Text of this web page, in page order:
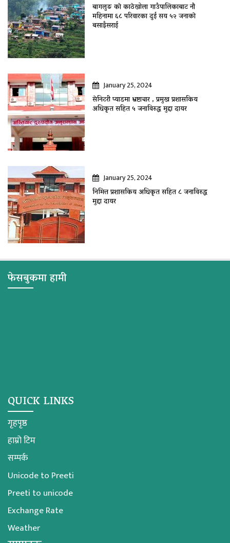
बागलुङ काे काठेखोला गाउँपालिकाबाट नौ
महिनामा ६८ परिवारका दुई सय ५२ जनाकाे
बसाइँसराई
January 25, 2024
सेनिटरी प्याडमा भ्रष्टाचार , प्रमुख प्रशासकिय
अधिकृत सहित ५ जनाविरुद्ध मुद्दा दायर
January 25, 2024
निमित्त प्रशासकिय अधिकृत सहित ८ जनाविरुद्ध
मुद्दा दायर
फेसबुकमा हामी
QUICK LINKS
गृहपृष्ठ
हाम्रो टिम
सम्पर्क
Unicode to Preeti
Preeti to unicode
Exchange Rate
Weather